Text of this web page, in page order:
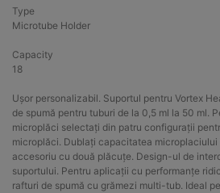
Type
Microtube Holder
Capacity
18
Ușor personalizabil. Suportul pentru Vortex
de spumă pentru tuburi de la 0,5 ml la 50 ml.
microplăci selectați din patru configurații
microplăci. Dublați capacitatea
accesoriu cu două plăcuțe. Design-ul de
suportului. Pentru aplicații cu performanțe
rafturi de spumă cu grămezi multi-tub. Ideal